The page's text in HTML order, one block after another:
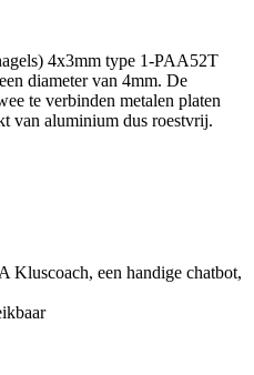
4x3mm type 1-PAA52T
diameter van 4mm. De
te verbinden metalen platen
van aluminium dus roestvrij.
een handige chatbot,